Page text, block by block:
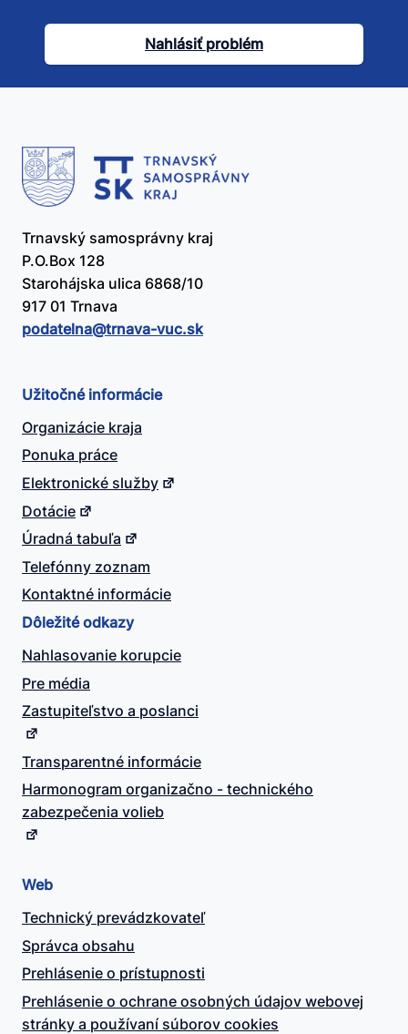
článok
užitočný?
Nahlásiť problém
Trnavský samosprávny kraj
P.O.Box 128
Starohájska ulica 6868/10
917 01 Trnava
podatelna@​trnava-vuc.sk
Užitočné informácie
Organizácie kraja
Ponuka práce
Elektronické služby
Dotácie
Úradná tabuľa
Telefónny zoznam
Kontaktné informácie
Dôležité odkazy
Nahlasovanie korupcie
Pre média
Zastupiteľstvo a poslanci
Transparentné informácie
Harmonogram organizačno - technického
zabezpečenia volieb
Web
Technický prevádzkovateľ
Správca obsahu
Prehlásenie o prístupnosti
Prehlásenie o ochrane osobných údajov webovej
stránky a používaní súborov cookies